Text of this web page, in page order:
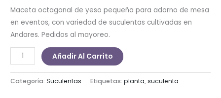
Maceta octagonal de yeso pequeña para adorno de mesa
en eventos, con variedad de suculentas cultivadas en
Andares. Pedidos al mayoreo.
Maceta
Octagonal
cantidad
Añadir Al Carrito
Categoría:Suculentas Etiquetas:planta,suculenta